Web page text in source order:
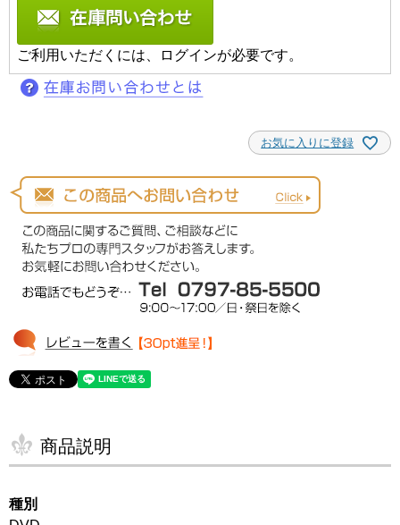
ご利用いただくには、ログインが必要です。
お気に入りに登録
商品説明
種別